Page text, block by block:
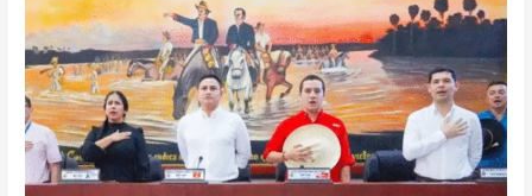
tutela
contra
la
Asamblea
de
Casanare
por